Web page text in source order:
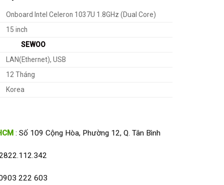
Onboard Intel Celeron 1037U 1.8GHz (Dual Core)
15 inch
SEWOO
LAN(Ethernet), USB
12 Tháng
Korea
: Số 109 Cộng Hòa, Phường 12, Q. Tân Bình
222 603